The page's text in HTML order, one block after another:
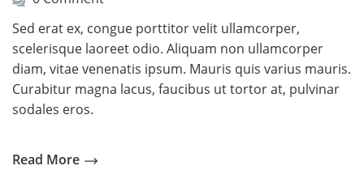
Sed erat ex, congue porttitor velit ullamcorper,
scelerisque laoreet odio. Aliquam non ullamcorper
diam, vitae venenatis ipsum. Mauris quis varius mauris.
Curabitur magna lacus, faucibus ut tortor at, pulvinar
sodales eros.
Read More